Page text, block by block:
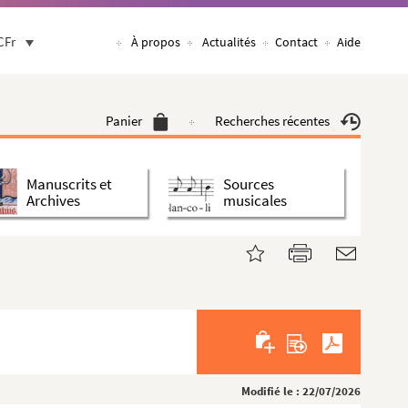
À propos Actualités Contact Aide
Panier Recherches récentes
Manuscrits et
Archives
Sources
musicales
Modifié le : 22/07/2026